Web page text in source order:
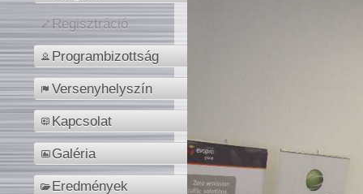
Regisztráció
Programbizottság
Versenyhelyszín
Kapcsolat
Galéria
Eredmények